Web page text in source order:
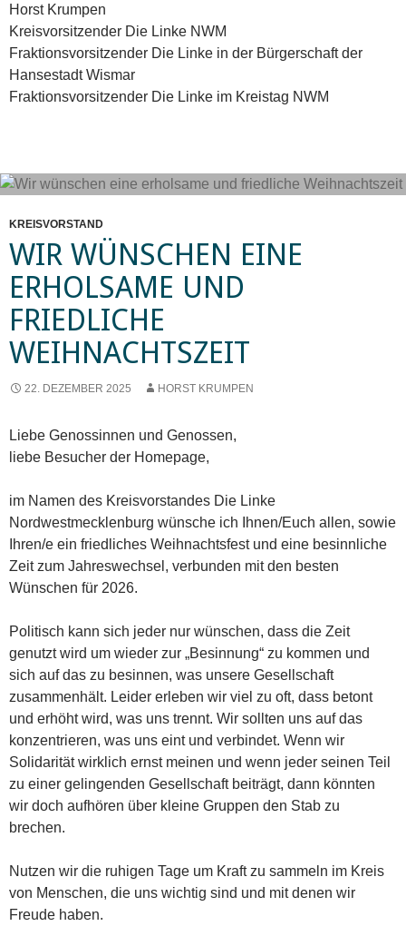
Horst Krumpen
Kreisvorsitzender Die Linke NWM
Fraktionsvorsitzender Die Linke in der Bürgerschaft der
Hansestadt Wismar
Fraktionsvorsitzender Die Linke im Kreistag NWM
KREISVORSTAND
WIR WÜNSCHEN EINE
ERHOLSAME UND
FRIEDLICHE
WEIHNACHTSZEIT
22. DEZEMBER 2025 HORST KRUMPEN
Liebe Genossinnen und Genossen,
liebe Besucher der Homepage,
im Namen des Kreisvorstandes Die Linke
Nordwestmecklenburg wünsche ich Ihnen/Euch allen, sowie
Ihren/e ein friedliches Weihnachtsfest und eine besinnliche
Zeit zum Jahreswechsel, verbunden mit den besten
Wünschen für 2026.
Politisch kann sich jeder nur wünschen, dass die Zeit
genutzt wird um wieder zur „Besinnung“ zu kommen und
sich auf das zu besinnen, was unsere Gesellschaft
zusammenhält. Leider erleben wir viel zu oft, dass betont
und erhöht wird, was uns trennt. Wir sollten uns auf das
konzentrieren, was uns eint und verbindet. Wenn wir
Solidarität wirklich ernst meinen und wenn jeder seinen Teil
zu einer gelingenden Gesellschaft beiträgt, dann könnten
wir doch aufhören über kleine Gruppen den Stab zu
brechen.
Nutzen wir die ruhigen Tage um Kraft zu sammeln im Kreis
von Menschen, die uns wichtig sind und mit denen wir
Freude haben.